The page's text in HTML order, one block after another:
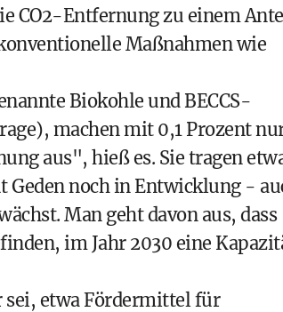
CO2-Entfernung zu einem
Maßnahmen wie
Biokohle und BECCS-
machen mit 0,1 Prozent
aus", hieß es. Sie tragen
Geden noch in Entwicklung -
Man geht davon aus, dass
im Jahr 2030 eine
sei, etwa Fördermittel für